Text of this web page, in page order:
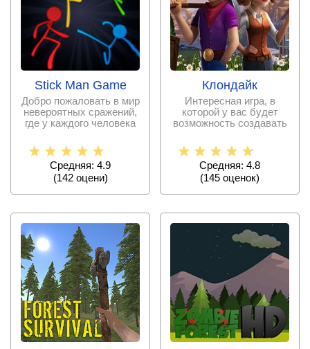
Stick Man Game
Добро пожаловать в мир
невероятных сражений,
где у каждого человека
Средняя: 4.9
(142оцени)
Клондайк
Интересная игра, в
которой у вас будет
возможность создавать
ферму
Средняя: 4.8
(145 оценок)